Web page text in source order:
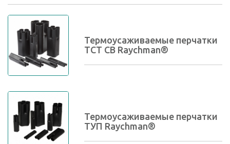
Термоусаживаемые перчатки
TCT CB Raychman®
Термоусаживаемые перчатки
ТУП Raychman®